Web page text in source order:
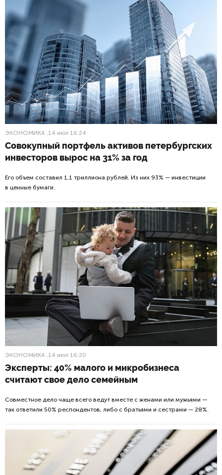
ЭКОНОМИКА ,14 июл 16:24
Совокупный портфель активов петербургских
инвесторов вырос на 31% за год
Его объем составил 1,1 триллиона рублей. Из них 93% — инвестиции
в ценные бумаги.
ЭКОНОМИКА ,14 июл 16:20
Эксперты: 40% малого и микробизнеса
считают свое дело семейным
Совместное дело чаще всего ведут вместе с женами или мужьями —
так ответили 50% респондентов, либо с братьями и сестрами — 28%.